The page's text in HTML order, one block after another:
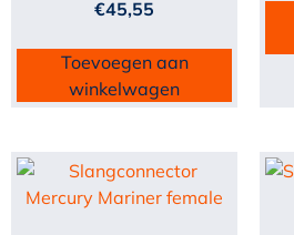
€45,55
Toevoegen aan
winkelwagen